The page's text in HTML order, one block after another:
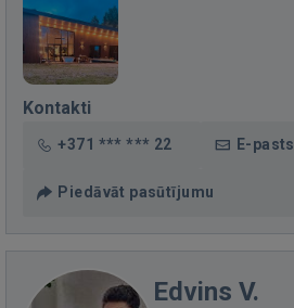
Kontakti
+371 *** *** 22 E-pasts
Piedāvāt pasūtījumu
Edvins V.